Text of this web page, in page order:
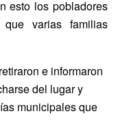
esto los pobladores
varias familias
e informaron
del lugar y
municipales que